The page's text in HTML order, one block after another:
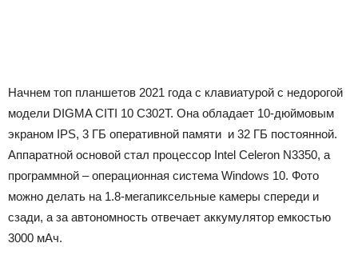
Начнем топ планшетов 2021 года с клавиатурой с недорогой
модели DIGMA CITI 10 C302T. Она обладает 10-дюймовым
экраном IPS, 3 ГБ оперативной памяти и 32 ГБ постоянной.
Аппаратной основой стал процессор Intel Celeron N3350, а
программной – операционная система Windows 10. Фото
можно делать на 1.8-мегапиксельные камеры спереди и
сзади, а за автономность отвечает аккумулятор емкостью
3000 мАч.